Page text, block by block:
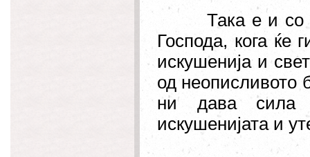
Така е и со
Господа, кога ќе
искушенија и
од неописливото
ни дава сила
искушенијата и